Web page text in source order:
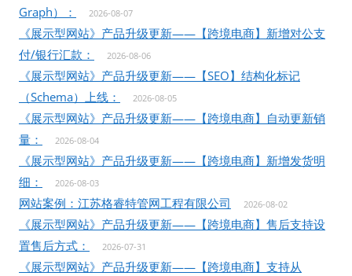
Graph）：
2026-08-07
《展示型网站》产品升级更新——【跨境电商】新增对公支
付/银行汇款：
2026-08-06
《展示型网站》产品升级更新——【SEO】结构化标记
（Schema）上线：
2026-08-05
《展示型网站》产品升级更新——【跨境电商】自动更新销
量：
2026-08-04
《展示型网站》产品升级更新——【跨境电商】新增发货明
细：
2026-08-03
网站案例：江苏格睿特管网工程有限公司 2026-08-02
《展示型网站》产品升级更新——【跨境电商】售后支持设
置售后方式：
2026-07-31
《展示型网站》产品升级更新——【跨境电商】支持从